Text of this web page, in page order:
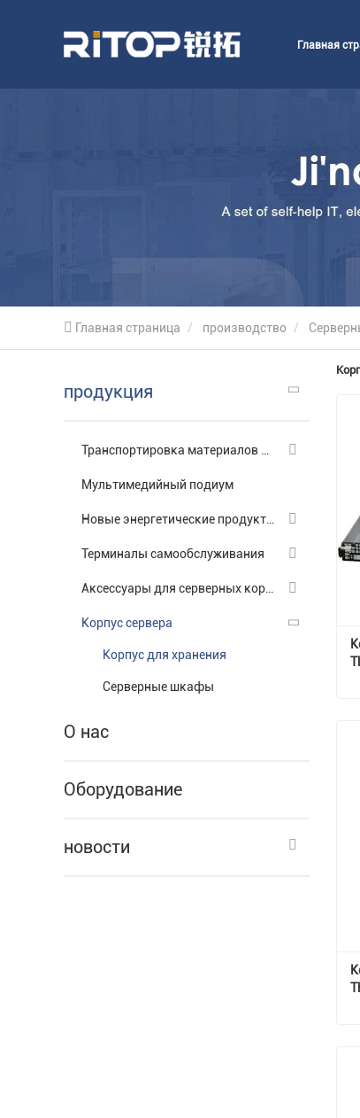
Главная
Главная страница производство
продукция
Мультимедийный подиум
Терминалы самообслуживания
Корпус сервера
Корпус для хранения
Серверные шкафы
О нас
Оборудование
новости